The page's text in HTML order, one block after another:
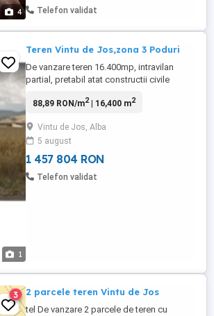
4 Telefon validat
1
Teren Vintu de Jos,zona 3 Poduri
De vanzare teren 16.400mp, intravilan
partial, pretabil atat constructii civile
aprox 130 ml la soseaua judeteana,, situat
Drumul Dragostei.Pretul este in euro Tel
pret 17Euro mp
88,89 RON/m2| 16,400 m2
Vintu de Jos, Alba
5 august
1 457 804 RON
Telefon validat
3 2 parcele teren Vintu de Jos
tel De vanzare 2 parcele de teren cu